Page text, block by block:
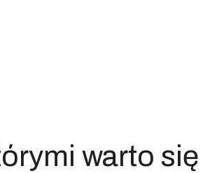
warto się